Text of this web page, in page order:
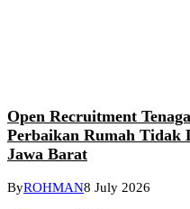
Open Recruitment
Perbaikan Rumah
Jawa Barat
ByROHMAN8 July 2026